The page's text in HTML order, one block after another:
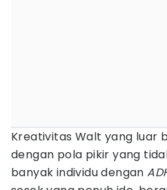
Kreativitas Walt yang luar
dengan pola pikir yang
banyak individu dengan